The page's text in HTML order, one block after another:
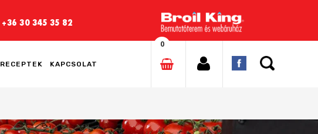
+36 30 345 35 82
RECEPTEK KAPCSOLAT
0